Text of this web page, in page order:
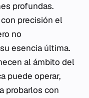
profundas.
precisión el
no
esencia última.
al ámbito del
puede operar,
probarlos con